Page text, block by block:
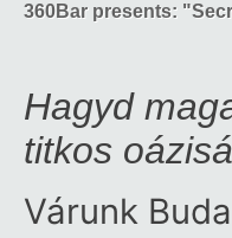
360Bar presents:
Hagyd
titkos
Várunk